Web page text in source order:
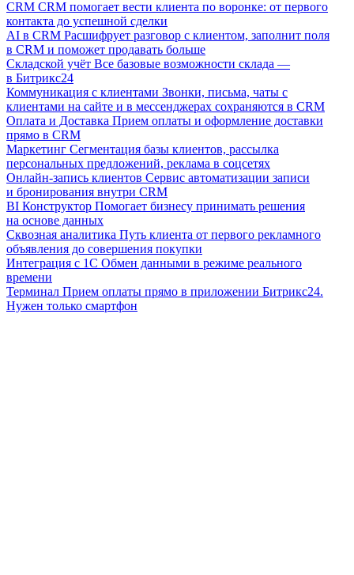
CRM CRM помогает вести клиента по воронке: от первого
контакта до успешной сделки
AI в CRM Расшифрует разговор с клиентом, заполнит поля
в CRM и поможет продавать больше
Складской учёт Все базовые возможности склада —
в Битрикс24
Коммуникация с клиентами Звонки, письма, чаты с
клиентами на сайте и в мессенджерах сохраняются в CRM
Оплата и Доставка Прием оплаты и оформление доставки
прямо в CRM
Маркетинг Сегментация базы клиентов, рассылка
персональных предложений, реклама в соцсетях
Онлайн-запись клиентов Сервис автоматизации записи
и бронирования внутри CRM
BI Конструктор Помогает бизнесу принимать решения
на основе данных
Сквозная аналитика Путь клиента от первого рекламного
объявления до совершения покупки
Интеграция с 1С Обмен данными в режиме реального
времени
Терминал Прием оплаты прямо в приложении Битрикс24.
Нужен только смартфон